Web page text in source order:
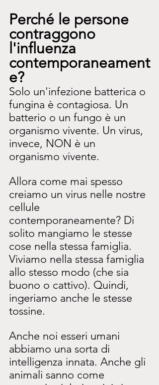
Perché le persone
contraggono
l'influenza
contemporaneament
e?
Solo un'infezione batterica o
fungina è contagiosa. Un
batterio o un fungo è un
organismo vivente. Un virus,
invece, NON è un
organismo vivente.
Allora come mai spesso
creiamo un virus nelle nostre
cellule
contemporaneamente? Di
solito mangiamo le stesse
cose nella stessa famiglia.
Viviamo nella stessa famiglia
allo stesso modo (che sia
buono o cattivo). Quindi,
ingeriamo anche le stesse
tossine.
Anche noi esseri umani
abbiamo una sorta di
intelligenza innata. Anche gli
animali sanno come